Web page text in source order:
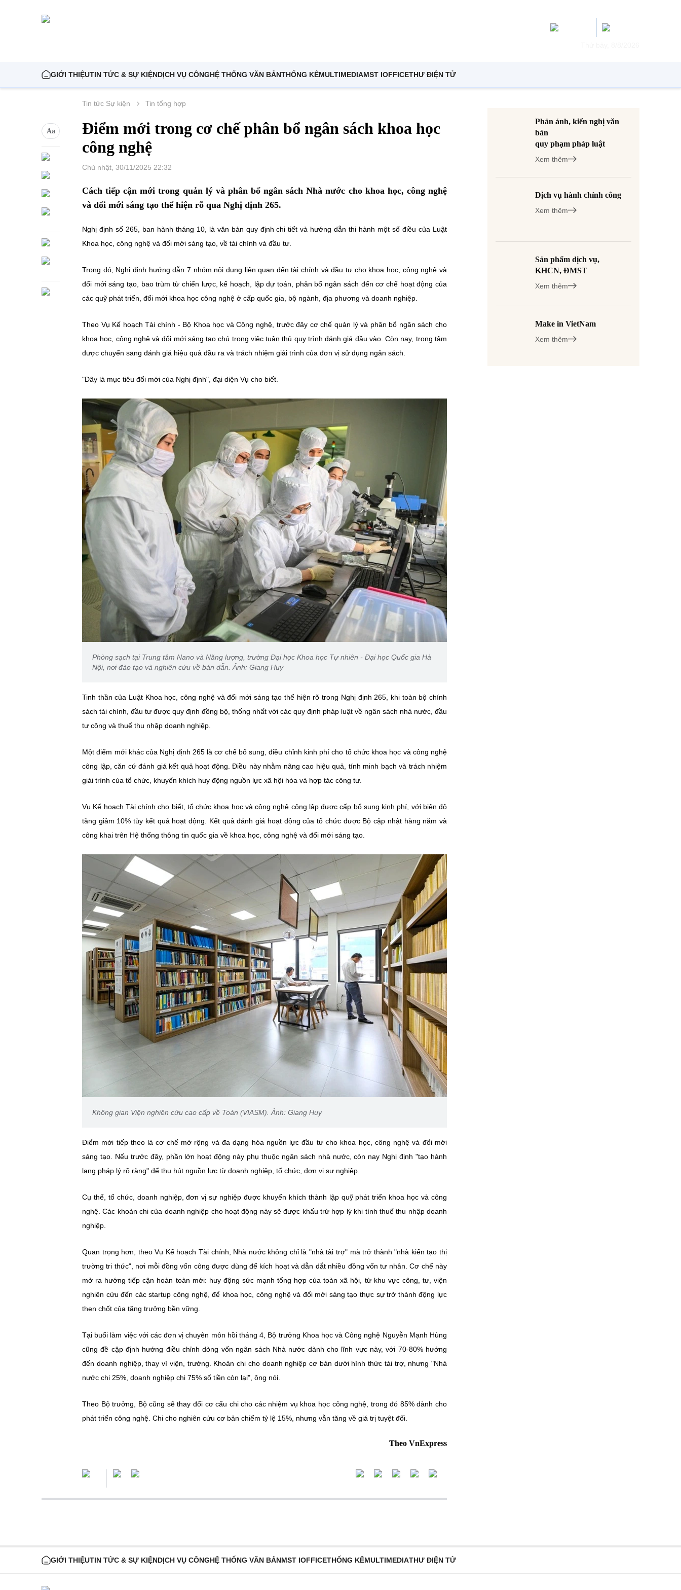
GIỚI THIỆUTIN TỨC & SỰ KIỆNDỊCH VỤ CÔNGHỆ THỐNG VĂN BẢNTHỐNG KÊMULTIMEDIAMST IOFFICETHƯ ĐIỆN TỬ
Aa
Tin tức Sự kiện Tin tổng hợp
Điểm mới trong cơ chế phân bổ ngân sách khoa học
công nghệ
Chủ nhật, 30/11/2025 22:32
Cách tiếp cận mới trong quản lý và phân bổ ngân sách Nhà nước cho khoa học, công nghệ
và đổi mới sáng tạo thể hiện rõ qua Nghị định 265.
Nghị định số 265, ban hành tháng 10, là văn bản quy định chi tiết và hướng dẫn thi hành một số điều của Luật
Khoa học, công nghệ và đổi mới sáng tạo, về tài chính và đầu tư.
Trong đó, Nghị định hướng dẫn 7 nhóm nội dung liên quan đến tài chính và đầu tư cho khoa học, công nghệ và
đổi mới sáng tạo, bao trùm từ chiến lược, kế hoạch, lập dự toán, phân bổ ngân sách đến cơ chế hoạt động của
các quỹ phát triển, đổi mới khoa học công nghệ ở cấp quốc gia, bộ ngành, địa phương và doanh nghiệp.
Theo Vụ Kế hoạch Tài chính - Bộ Khoa học và Công nghệ, trước đây cơ chế quản lý và phân bổ ngân sách cho
khoa học, công nghệ và đổi mới sáng tạo chú trọng việc tuân thủ quy trình đánh giá đầu vào. Còn nay, trọng tâm
được chuyển sang đánh giá hiệu quả đầu ra và trách nhiệm giải trình của đơn vị sử dụng ngân sách.
"Đây là mục tiêu đổi mới của Nghị định", đại diện Vụ cho biết.
Phòng sạch tại Trung tâm Nano và Năng lượng, trường Đại học Khoa học Tự nhiên - Đại học Quốc gia Hà
Nội, nơi đào tạo và nghiên cứu về bán dẫn. Ảnh: Giang Huy
Tinh thần của Luật Khoa học, công nghệ và đổi mới sáng tạo thể hiện rõ trong Nghị định 265, khi toàn bộ chính
sách tài chính, đầu tư được quy định đồng bộ, thống nhất với các quy định pháp luật về ngân sách nhà nước, đầu
tư công và thuế thu nhập doanh nghiệp.
Một điểm mới khác của Nghị định 265 là cơ chế bổ sung, điều chỉnh kinh phí cho tổ chức khoa học và công nghệ
công lập, căn cứ đánh giá kết quả hoạt động. Điều này nhằm nâng cao hiệu quả, tính minh bạch và trách nhiệm
giải trình của tổ chức, khuyến khích huy động nguồn lực xã hội hóa và hợp tác công tư.
Vụ Kế hoạch Tài chính cho biết, tổ chức khoa học và công nghệ công lập được cấp bổ sung kinh phí, với biên độ
tăng giảm 10% tùy kết quả hoạt động. Kết quả đánh giá hoạt động của tổ chức được Bộ cập nhật hàng năm và
công khai trên Hệ thống thông tin quốc gia về khoa học, công nghệ và đổi mới sáng tạo.
Không gian Viện nghiên cứu cao cấp về Toán (VIASM). Ảnh: Giang Huy
Điểm mới tiếp theo là cơ chế mở rộng và đa dạng hóa nguồn lực đầu tư cho khoa học, công nghệ và đổi mới
sáng tạo. Nếu trước đây, phần lớn hoạt động này phụ thuộc ngân sách nhà nước, còn nay Nghị định "tạo hành
lang pháp lý rõ ràng" để thu hút nguồn lực từ doanh nghiệp, tổ chức, đơn vị sự nghiệp.
Cụ thể, tổ chức, doanh nghiệp, đơn vị sự nghiệp được khuyến khích thành lập quỹ phát triển khoa học và công
nghệ. Các khoản chi của doanh nghiệp cho hoạt động này sẽ được khấu trừ hợp lý khi tính thuế thu nhập doanh
nghiệp.
Quan trọng hơn, theo Vụ Kế hoạch Tài chính, Nhà nước không chỉ là "nhà tài trợ" mà trở thành "nhà kiến tạo thị
trường tri thức", nơi mỗi đồng vốn công được dùng để kích hoạt và dẫn dắt nhiều đồng vốn tư nhân. Cơ chế này
mở ra hướng tiếp cận hoàn toàn mới: huy động sức mạnh tổng hợp của toàn xã hội, từ khu vực công, tư, viện
nghiên cứu đến các startup công nghệ, để khoa học, công nghệ và đổi mới sáng tạo thực sự trở thành động lực
then chốt của tăng trưởng bền vững.
Tại buổi làm việc với các đơn vị chuyên môn hồi tháng 4, Bộ trưởng Khoa học và Công nghệ Nguyễn Mạnh Hùng
cũng đề cập định hướng điều chỉnh dòng vốn ngân sách Nhà nước dành cho lĩnh vực này, với 70-80% hướng
đến doanh nghiệp, thay vì viện, trưởng. Khoản chi cho doanh nghiệp cơ bản dưới hình thức tài trợ, nhưng "Nhà
nước chi 25%, doanh nghiệp chi 75% số tiền còn lại", ông nói.
Theo Bộ trưởng, Bộ cũng sẽ thay đổi cơ cấu chi cho các nhiệm vụ khoa học công nghệ, trong đó 85% dành cho
phát triển công nghệ. Chi cho nghiên cứu cơ bản chiếm tỷ lệ 15%, nhưng vẫn tăng về giá trị tuyệt đối.
Theo VnExpress
Phản ánh, kiến nghị văn
bản
quy phạm pháp luật
Xem thêm
Dịch vụ hành chính công
Xem thêm
Sản phẩm dịch vụ,
KHCN, ĐMST
Xem thêm
Make in VietNam
Xem thêm
GIỚI THIỆUTIN TỨC & SỰ KIỆNDỊCH VỤ CÔNGHỆ THỐNG VĂN BẢNMST IOFFICETHỐNG KÊMULTIMEDIATHƯ ĐIỆN TỬ